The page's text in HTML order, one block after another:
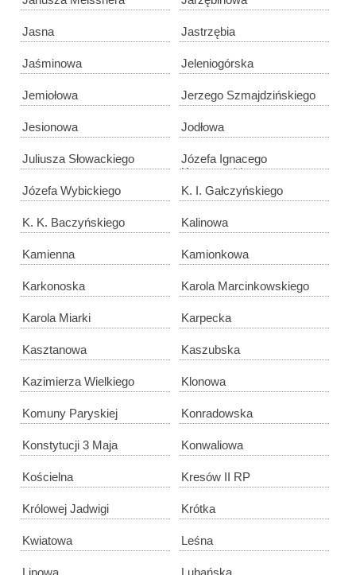
Jasna Jastrzębia
Jaśminowa Jeleniogórska
Jemiołowa Jerzego Szmajdzińskiego
Jesionowa Jodłowa
Juliusza Słowackiego
Józefa Ignacego
Kraszewskiego
Józefa Wybickiego
K. I. Gałczyńskiego
K. K. Baczyńskiego Kalinowa
Kamienna Kamionkowa
Karkonoska Karola Marcinkowskiego
Karola Miarki Karpecka
Kasztanowa Kaszubska
Kazimierza Wielkiego Klonowa
Komuny Paryskiej Konradowska
Konstytucji 3 Maja Konwaliowa
Kościelna Kresów II RP
Królowej Jadwigi Krótka
Kwiatowa Leśna